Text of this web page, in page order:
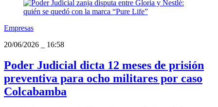
Empresas
20/06/2026
16:58
Poder Judicial dicta 12 meses de prisión
preventiva para ocho militares por caso
Colcabamba